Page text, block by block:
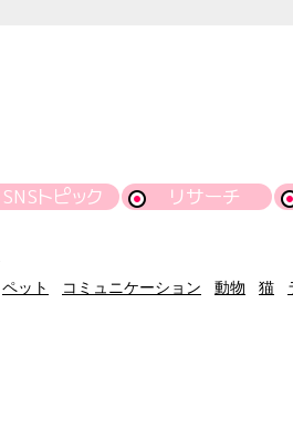
SNSトピック リサーチ
ペット コミュニケーション 動物 猫